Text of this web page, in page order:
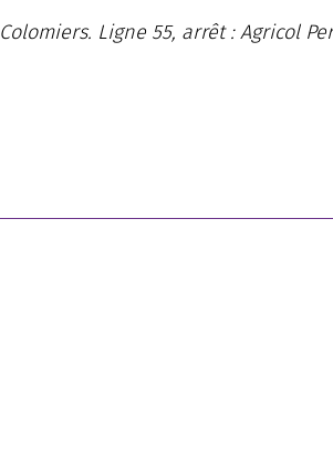
Ligne 55, arrêt : Agricol